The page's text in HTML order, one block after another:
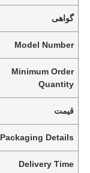
گواهی
Model Number
Minimum Order
Quantity
قیمت
Packaging Details
Delivery Time